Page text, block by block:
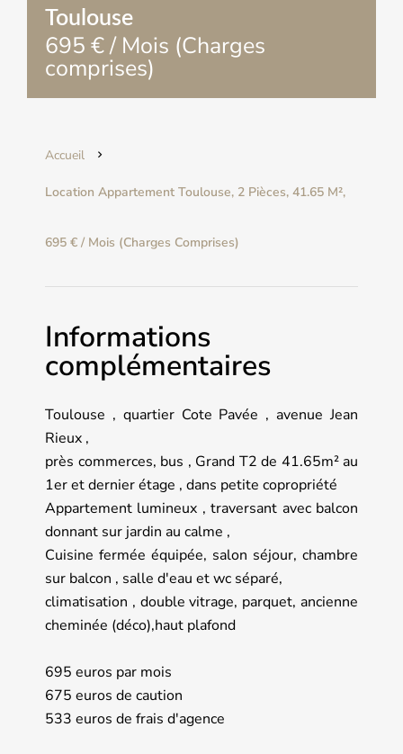
Toulouse
695 € / Mois (Charges
comprises)
Accueil
Location Appartement Toulouse, 2 Pièces, 41.65 M²,
695 € / Mois (Charges Comprises)
Informations
complémentaires
Toulouse , quartier Cote Pavée , avenue Jean
Rieux ,
près commerces, bus , Grand T2 de 41.65m² au
1er et dernier étage , dans petite copropriété
Appartement lumineux , traversant avec balcon
donnant sur jardin au calme ,
Cuisine fermée équipée, salon séjour, chambre
sur balcon , salle d'eau et wc séparé,
climatisation , double vitrage, parquet, ancienne
cheminée (déco),haut plafond
695 euros par mois
675 euros de caution
533 euros de frais d'agence